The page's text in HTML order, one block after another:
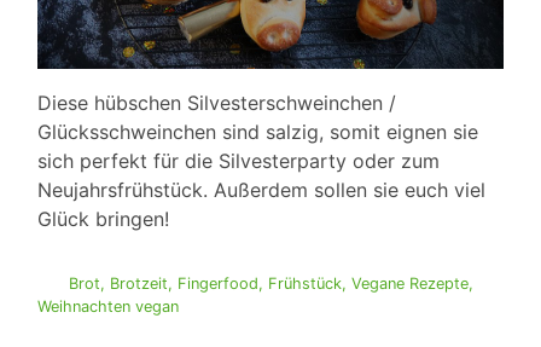
Diese hübschen Silvesterschweinchen /
Glücksschweinchen sind salzig, somit eignen sie
sich perfekt für die Silvesterparty oder zum
Neujahrsfrühstück. Außerdem sollen sie euch viel
Glück bringen!
Brot, Brotzeit, Fingerfood, Frühstück, Vegane Rezepte,
Weihnachten vegan